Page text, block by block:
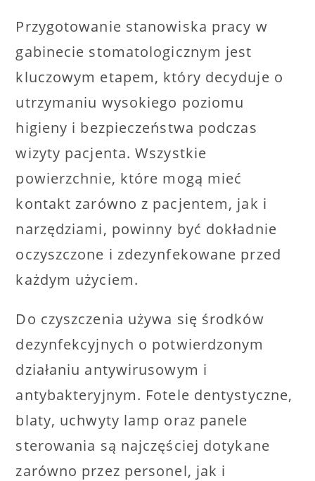
Przygotowanie stanowiska pracy w
gabinecie stomatologicznym jest
kluczowym etapem, który decyduje o
utrzymaniu wysokiego poziomu
higieny i bezpieczeństwa podczas
wizyty pacjenta. Wszystkie
powierzchnie, które mogą mieć
kontakt zarówno z pacjentem, jak i
narzędziami, powinny być dokładnie
oczyszczone i zdezynfekowane przed
każdym użyciem.
Do czyszczenia używa się środków
dezynfekcyjnych o potwierdzonym
działaniu antywirusowym i
antybakteryjnym. Fotele dentystyczne,
blaty, uchwyty lamp oraz panele
sterowania są najczęściej dotykane
zarówno przez personel, jak i